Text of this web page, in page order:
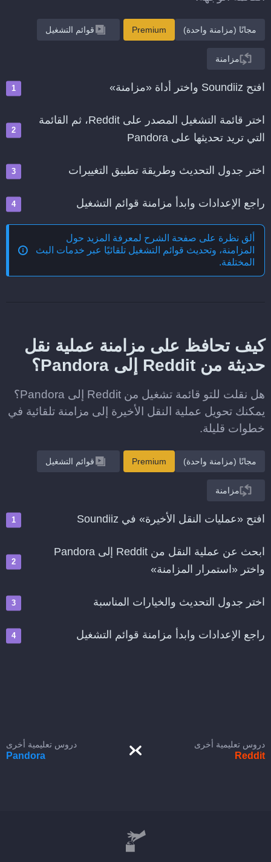
مجانًا (مزامنة واحدة) Premium قوائم التشغيل
مزامنة
افتح Soundiiz واختر أداة «مزامنة»
اختر قائمة التشغيل المصدر على Reddit، ثم القائمة
التي تريد تحديثها على Pandora
اختر جدول التحديث وطريقة تطبيق التغييرات
راجع الإعدادات وابدأ مزامنة قوائم التشغيل
ألق نظرة على صفحة الشرح لمعرفة المزيد حول
المزامنة، وتحديث قوائم التشغيل تلقائيًا عبر خدمات البث
المختلفة.
كيف تحافظ على مزامنة عملية نقل
حديثة من Reddit إلى Pandora؟
هل نقلت للتو قائمة تشغيل من Reddit إلى Pandora؟
يمكنك تحويل عملية النقل الأخيرة إلى مزامنة تلقائية في
خطوات قليلة.
مجانًا (مزامنة واحدة) Premium قوائم التشغيل
مزامنة
افتح «عمليات النقل الأخيرة» في Soundiiz
ابحث عن عملية النقل من Reddit إلى Pandora
واختر «استمرار المزامنة»
اختر جدول التحديث والخيارات المناسبة
راجع الإعدادات وابدأ مزامنة قوائم التشغيل
دروس تعليمية أخرى
Reddit
دروس تعليمية أخرى
Pandora